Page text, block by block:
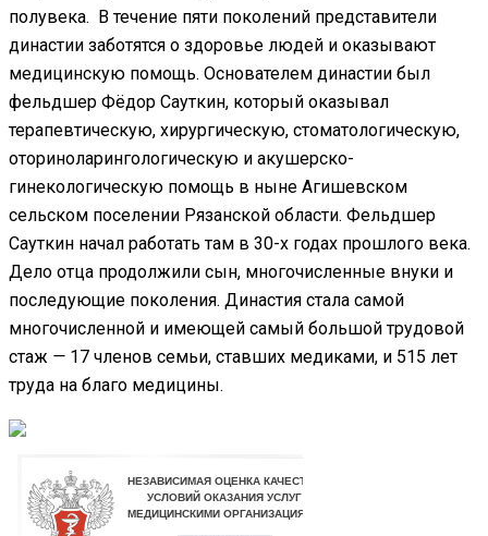
полувека. В течение пяти поколений представители
династии заботятся о здоровье людей и оказывают
медицинскую помощь. Основателем династии был
фельдшер Фёдор Сауткин, который оказывал
терапевтическую, хирургическую, стоматологическую,
оториноларингологическую и акушерско-
гинекологическую помощь в ныне Агишевском
сельском поселении Рязанской области. Фельдшер
Сауткин начал работать там в 30-х годах прошлого века.
Дело отца продолжили сын, многочисленные внуки и
последующие поколения. Династия стала самой
многочисленной и имеющей самый большой трудовой
стаж — 17 членов семьи, ставших медиками, и 515 лет
труда на благо медицины.